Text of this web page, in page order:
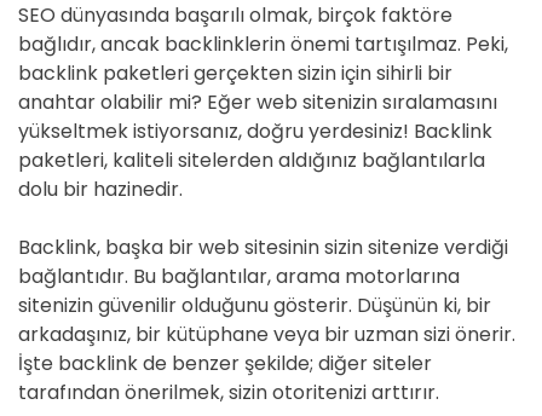
SEO dünyasında başarılı olmak, birçok faktöre
bağlıdır, ancak backlinklerin önemi tartışılmaz. Peki,
backlink paketleri gerçekten sizin için sihirli bir
anahtar olabilir mi? Eğer web sitenizin sıralamasını
yükseltmek istiyorsanız, doğru yerdesiniz! Backlink
paketleri, kaliteli sitelerden aldığınız bağlantılarla
dolu bir hazinedir.
Backlink, başka bir web sitesinin sizin sitenize verdiği
bağlantıdır. Bu bağlantılar, arama motorlarına
sitenizin güvenilir olduğunu gösterir. Düşünün ki, bir
arkadaşınız, bir kütüphane veya bir uzman sizi önerir.
İşte backlink de benzer şekilde; diğer siteler
tarafından önerilmek, sizin otoritenizi arttırır.